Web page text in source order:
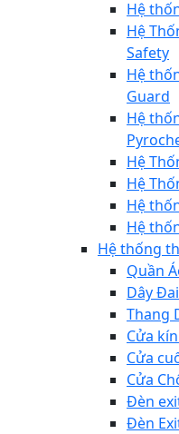
Hệ
Hệ
Safety
Hệ
Guard
Hệ
Hệ
Hệ
Hệ
Hệ
Hệ thống
Quần
Dây
Thang
Cửa
Cửa
Cửa
Đèn
Đèn